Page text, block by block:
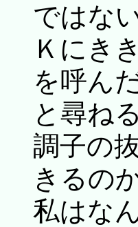
ではな
Ｋにき
を呼ん
と尋ね
調子の
きるの
私はな